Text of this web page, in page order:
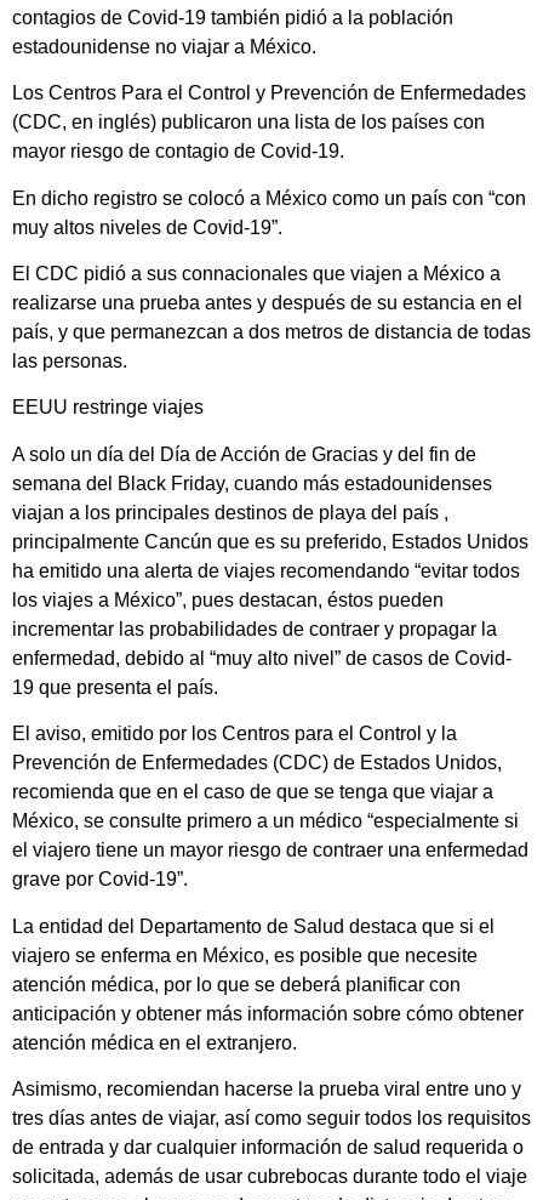
contagios de Covid-19 también pidió a la población
estadounidense no viajar a México.
Los Centros Para el Control y Prevención de Enfermedades
(CDC, en inglés) publicaron una lista de los países con
mayor riesgo de contagio de Covid-19.
En dicho registro se colocó a México como un país con “con
muy altos niveles de Covid-19”.
El CDC pidió a sus connacionales que viajen a México a
realizarse una prueba antes y después de su estancia en el
país, y que permanezcan a dos metros de distancia de todas
las personas.
EEUU restringe viajes
A solo un día del Día de Acción de Gracias y del fin de
semana del Black Friday, cuando más estadounidenses
viajan a los principales destinos de playa del país ,
principalmente Cancún que es su preferido, Estados Unidos
ha emitido una alerta de viajes recomendando “evitar todos
los viajes a México”, pues destacan, éstos pueden
incrementar las probabilidades de contraer y propagar la
enfermedad, debido al “muy alto nivel” de casos de Covid-
19 que presenta el país.
El aviso, emitido por los Centros para el Control y la
Prevención de Enfermedades (CDC) de Estados Unidos,
recomienda que en el caso de que se tenga que viajar a
México, se consulte primero a un médico “especialmente si
el viajero tiene un mayor riesgo de contraer una enfermedad
grave por Covid-19”.
La entidad del Departamento de Salud destaca que si el
viajero se enferma en México, es posible que necesite
atención médica, por lo que se deberá planificar con
anticipación y obtener más información sobre cómo obtener
atención médica en el extranjero.
Asimismo, recomiendan hacerse la prueba viral entre uno y
tres días antes de viajar, así como seguir todos los requisitos
de entrada y dar cualquier información de salud requerida o
solicitada, además de usar cubrebocas durante todo el viaje